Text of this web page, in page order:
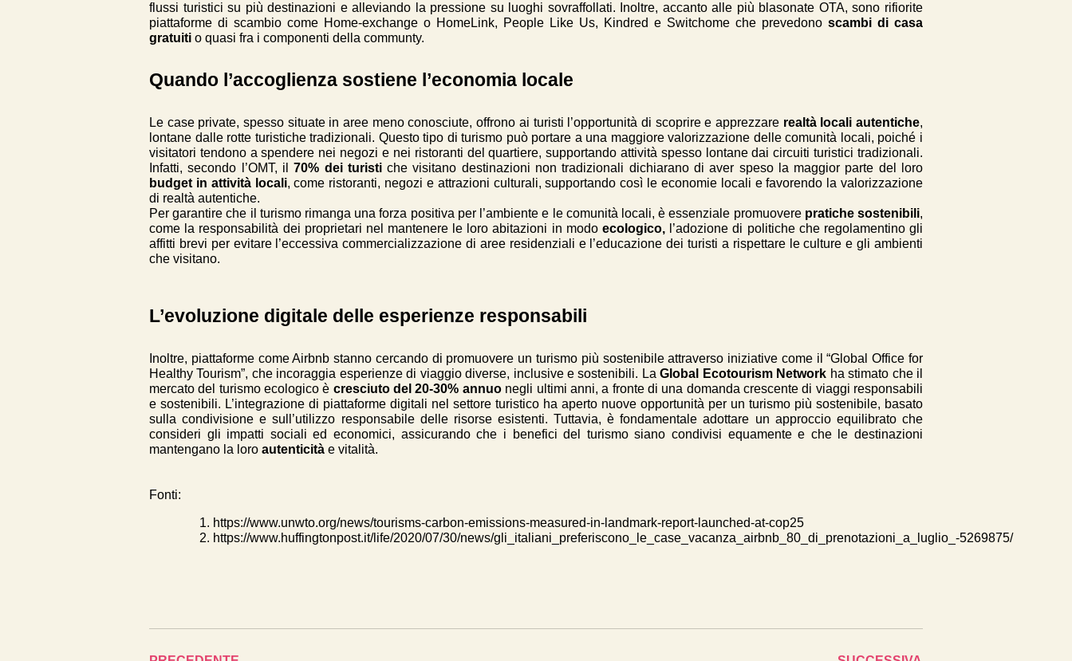
flussi turistici su più destinazioni e alleviando la pressione su luoghi sovraffollati. Inoltre, accanto alle più blasonate OTA, sono rifiorite
piattaforme di scambio come Home-exchange o HomeLink, People Like Us, Kindred e Switchome che prevedono scambi di casa
gratuiti o quasi fra i componenti della communty.
Quando l’accoglienza sostiene l’economia locale
Le case private, spesso situate in aree meno conosciute, offrono ai turisti l’opportunità di scoprire e apprezzarerealtà locali autentiche,
lontane dalle rotte turistiche tradizionali. Questo tipo di turismo può portare a una maggiore valorizzazione delle comunità locali, poiché i
visitatori tendono a spendere nei negozi e nei ristoranti del quartiere, supportando attività spesso lontane dai circuiti turistici tradizionali.
Infatti, secondo l’OMT, il70% dei turistiche visitano destinazioni non tradizionali dichiarano di aver speso la maggior parte del loro
budget in attività locali, come ristoranti, negozi e attrazioni culturali, supportando così le economie locali e favorendo la valorizzazione
di realtà autentiche.
Per garantire che il turismo rimanga una forza positiva per l’ambiente e le comunità locali, è essenziale promuovere pratiche sostenibili,
come la responsabilità dei proprietari nel mantenere le loro abitazioni in modo ecologico, l’adozione di politiche che regolamentino gli
affitti brevi per evitare l’eccessiva commercializzazione di aree residenziali e l’educazione dei turisti a rispettare le culture e gli ambienti
che visitano.
L’evoluzione digitale delle esperienze responsabili
Inoltre, piattaforme come Airbnb stanno cercando di promuovere un turismo più sostenibile attraverso iniziative come il “Global Office for
Healthy Tourism”, che incoraggia esperienze di viaggio diverse, inclusive e sostenibili. LaGlobal Ecotourism Network ha stimato che il
mercato del turismo ecologico è cresciuto del 20-30% annuonegli ultimi anni, a fronte di una domanda crescente di viaggi responsabili
e sostenibili. L’integrazione di piattaforme digitali nel settore turistico ha aperto nuove opportunità per un turismo più sostenibile, basato
sulla condivisione e sull’utilizzo responsabile delle risorse esistenti. Tuttavia, è fondamentale adottare un approccio equilibrato che
consideri gli impatti sociali ed economici, assicurando che i benefici del turismo siano condivisi equamente e che le destinazioni
mantengano la loro autenticità e vitalità.
Fonti:
https://www.unwto.org/news/tourisms-carbon-emissions-measured-in-landmark-report-launched-at-cop25
https://www.huffingtonpost.it/life/2020/07/30/news/gli_italiani_preferiscono_le_case_vacanza_airbnb_80_di_prenotazioni_a_luglio_-5269875/